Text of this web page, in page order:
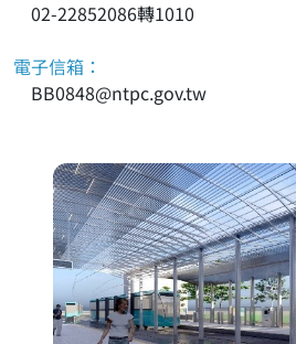
02-22852086轉1010
電子信箱：
BB0848@ntpc.gov.tw